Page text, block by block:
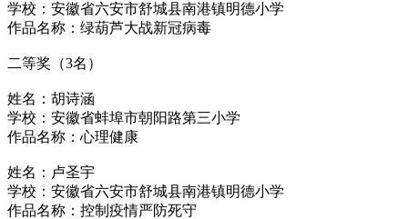
学校：安徽省六安市舒城县南港镇明德小学
作品名称：绿葫芦大战新冠病毒
二等奖（3名）
姓名：胡诗涵
学校：安徽省蚌埠市朝阳路第三小学
作品名称：心理健康
姓名：卢圣宇
学校：安徽省六安市舒城县南港镇明德小学
作品名称：控制疫情严防死守